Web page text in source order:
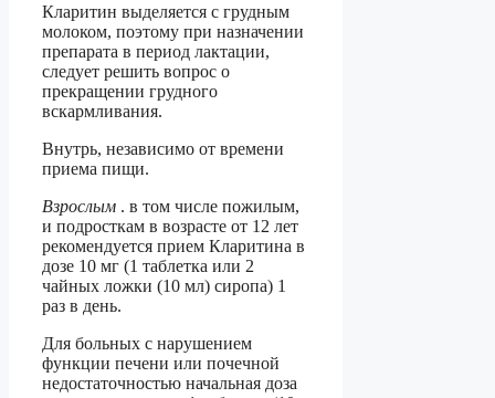
Кларитин выделяется с грудным
молоком, поэтому при назначении
препарата в период лактации,
следует решить вопрос о
прекращении грудного
вскармливания.
Внутрь, независимо от времени
приема пищи.
Взрослым . в том числе пожилым,
и подросткам в возрасте от 12 лет
рекомендуется прием Кларитина в
дозе 10 мг (1 таблетка или 2
чайных ложки (10 мл) сиропа) 1
раз в день.
Для больных с нарушением
функции печени или почечной
недостаточностью начальная доза